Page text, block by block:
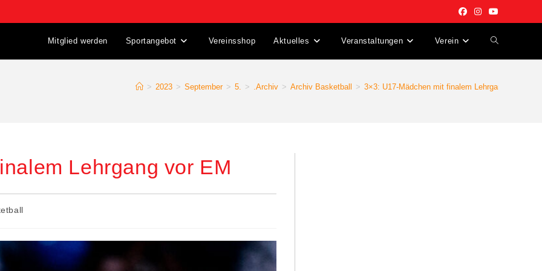
Mitglied werden Sportangebot Vereinsshop Aktuelles Veranstaltungen Verein Website-
> 2023 > September > 5. > .Archiv > Archiv Basketball > 3×3: U17-Mädchen mit finalem Lehrgang vor EM
Lehrgang vor EM